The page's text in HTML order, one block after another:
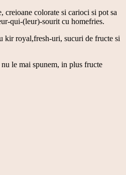
colorate si carioci si pot sa
qui-(leur)-sourit cu homefries.
kir royal,fresh-uri, sucuri de fructe si
le mai spunem, in plus fructe